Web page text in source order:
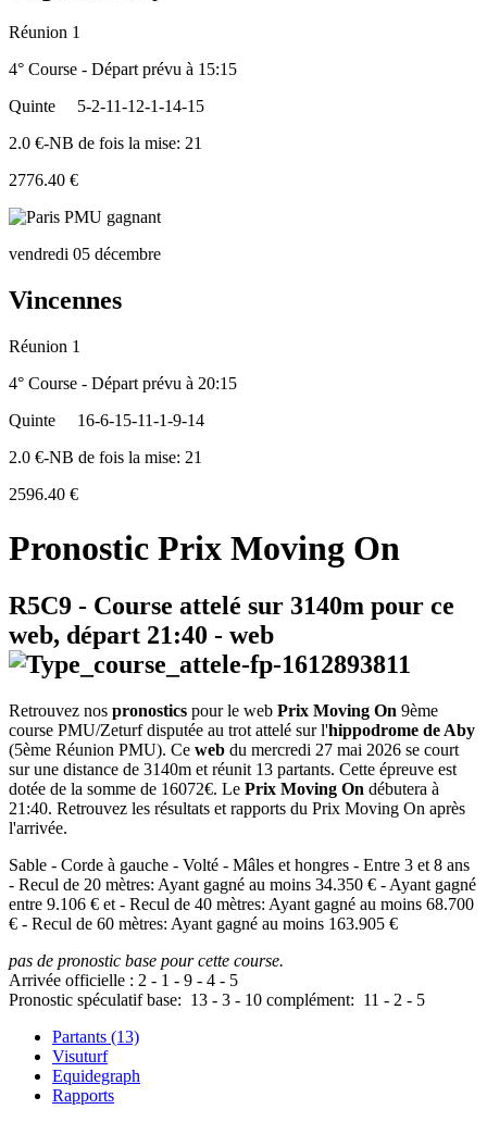
Réunion 1
4° Course - Départ prévu à 15:15
Quinte
5-2-11-12-1-14-15
2.0 €-NB de fois la mise: 21
2776.40 €
vendredi 05 décembre
Vincennes
Réunion 1
4° Course - Départ prévu à 20:15
Quinte
16-6-15-11-1-9-14
2.0 €-NB de fois la mise: 21
2596.40 €
Pronostic Prix Moving On
R5C9 - Course attelé sur 3140m pour ce
web, départ 21:40 - web
Retrouvez nos pronostics pour le web Prix Moving On 9ème
course PMU/Zeturf disputée au trot attelé sur l'hippodrome de Aby
(5ème Réunion PMU). Ce web du mercredi 27 mai 2026 se court
sur une distance de 3140m et réunit 13 partants. Cette épreuve est
dotée de la somme de 16072€. Le Prix Moving On débutera à
21:40. Retrouvez les résultats et rapports du Prix Moving On après
l'arrivée.
Sable - Corde à gauche - Volté - Mâles et hongres - Entre 3 et 8 ans
- Recul de 20 mètres: Ayant gagné au moins 34.350 € - Ayant gagné
entre 9.106 € et - Recul de 40 mètres: Ayant gagné au moins 68.700
€ - Recul de 60 mètres: Ayant gagné au moins 163.905 €
pas de pronostic base pour cette course.
Arrivée officielle : 2 - 1 - 9 - 4 - 5
Pronostic spéculatif base: 13 - 3 - 10 complément: 11 - 2 - 5
Partants (13)
Visuturf
Equidegraph
Rapports